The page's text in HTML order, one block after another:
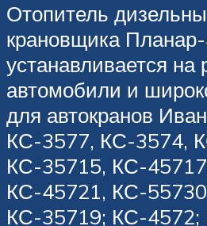
Отопитель
крановщика
устанавливается на
автомобили и
для автокранов
КС-3577, КС-3574,
КС-35715, КС-
КС-45721, КС-
КС-35719; КС-4572;